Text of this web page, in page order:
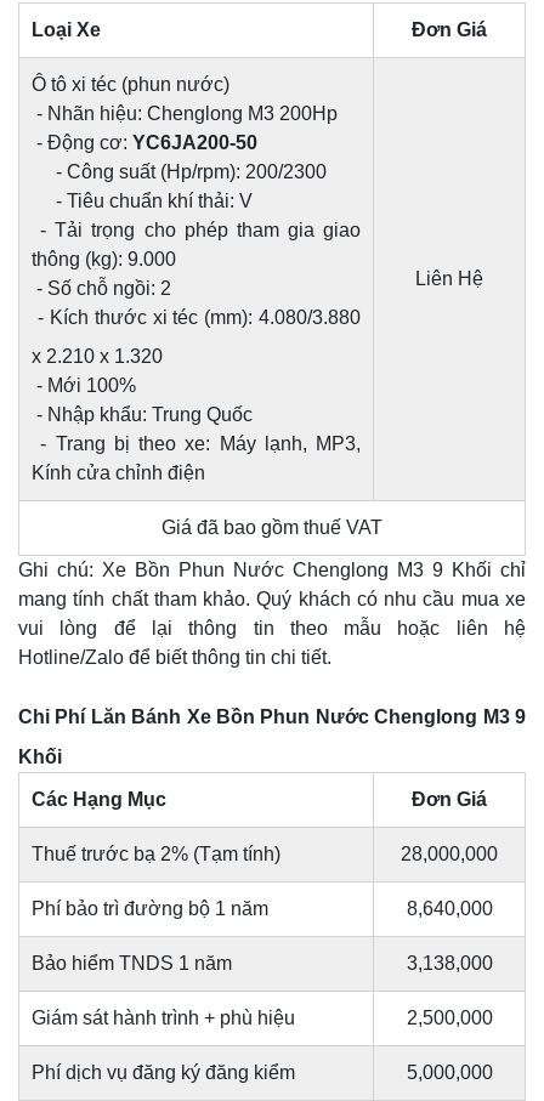
Loại Xe Đơn Giá
Ô tô xi téc (phun nước)
- Nhãn hiệu: Chenglong M3 200Hp
- Động cơ: YC6JA200-50
- Công suất (Hp/rpm): 200/2300
- Tiêu chuẩn khí thải: V
- Tải trọng cho phép tham gia giao
thông (kg): 9.000
- Số chỗ ngồi: 2
- Kích thước xi téc (mm): 4.080/3.880
x 2.210 x 1.320
- Mới 100%
- Nhập khẩu: Trung Quốc
- Trang bị theo xe: Máy lạnh, MP3,
Kính cửa chỉnh điện
Liên Hệ
Giá đã bao gồm thuế VAT
Ghi chú: Xe Bồn Phun Nước Chenglong M3 9 Khối chỉ
mang tính chất tham khảo. Quý khách có nhu cầu mua xe
vui lòng để lại thông tin theo mẫu hoặc liên hệ
Hotline/Zalo để biết thông tin chi tiết.
Chi Phí Lăn Bánh Xe Bồn Phun Nước Chenglong M3 9
Khối
Các Hạng Mục Đơn Giá
Thuế trước bạ 2% (Tạm tính) 28,000,000
Phí bảo trì đường bộ 1 năm 8,640,000
Bảo hiểm TNDS 1 năm 3,138,000
Giám sát hành trình + phù hiệu 2,500,000
Phí dịch vụ đăng ký đăng kiểm 5,000,000